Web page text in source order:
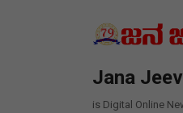
Jana
is Digital Online